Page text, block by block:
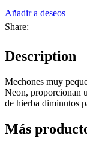
Añadir a deseos
Share:
Description
Mechones muy
Neon, proporcionan
de hierba diminutos
Más